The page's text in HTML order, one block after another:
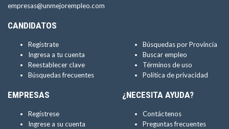
empresas@unmejorempleo.com
CANDIDATOS
Regístrate
Ingresa a tu cuenta
Reestablecer clave
Búsquedas frecuentes
Búsquedas por Provincia
Buscar empleo
Términos de uso
Política de privacidad
EMPRESAS
Regístrese
Ingrese a su cuenta
¿NECESITA AYUDA?
Contáctenos
Preguntas frecuentes